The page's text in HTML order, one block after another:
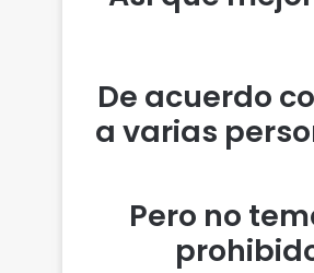
De acuerdo
a varias
Pero no